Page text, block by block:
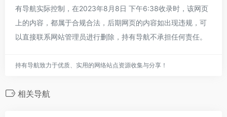
有导航实际控制，在2023年8月8日 下午6:38收录时，该网页
上的内容，都属于合规合法，后期网页的内容如出现违规，可
以直接联系网站管理员进行删除，持有导航不承担任何责任。
持有导航致力于优质、实用的网络站点资源收集与分享！
相关导航